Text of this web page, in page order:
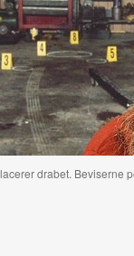
drabet. Beviserne